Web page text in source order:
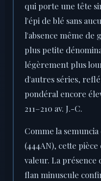
qui porte une tête
l'épi de blé sans
l'absence même de
plus petite
légèrement plus
d'autres séries,
pondéral encore
211–210 av. J.-C.
Comme la
(444AN), cette
valeur. La présence
flan minuscule